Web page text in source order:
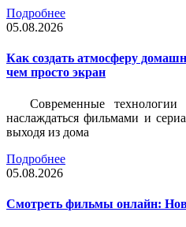
Подробнее
05.08.2026
Как создать атмосферу
чем просто экран
Современные
наслаждаться фильмами и
выходя из дома
Подробнее
05.08.2026
Смотреть фильмы онлайн: